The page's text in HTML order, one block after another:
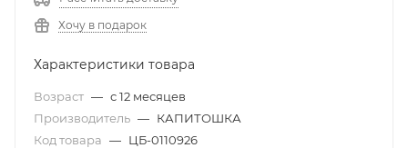
Хочу в подарок
Характеристики товара
Возраст — с 12 месяцев
Производитель — КАПИТОШКА
Код товара — ЦБ-0110926